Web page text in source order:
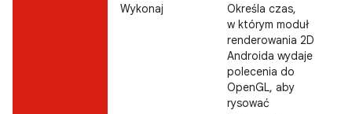
Wykonaj
Określa czas,
w którym moduł
renderowania 2D
Androida wydaje
polecenia do
OpenGL, aby
rysować